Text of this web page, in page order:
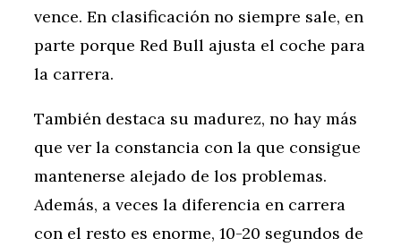
vence. En clasificación no siempre sale, en
parte porque Red Bull ajusta el coche para
la carrera.
También destaca su madurez, no hay más
que ver la constancia con la que consigue
mantenerse alejado de los problemas.
Además, a veces la diferencia en carrera
con el resto es enorme, 10-20 segundos de